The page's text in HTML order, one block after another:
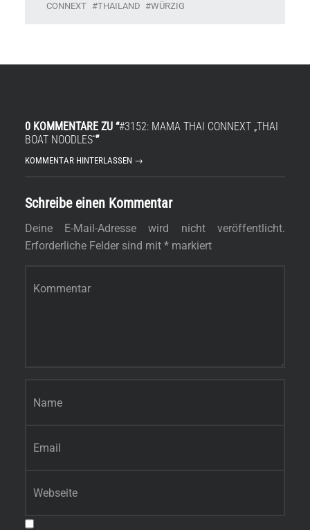
CONNEXT
THAILAND WÜRZIG
0 KOMMENTARE ZU “#3152: MAMA THAI CONNEXT „THAI
BOAT NOODLES“”
KOMMENTAR HINTERLASSEN →
Schreibe einen Kommentar
Deine E-Mail-Adresse wird nicht veröffentlicht.
Erforderliche Felder sind mit *markiert